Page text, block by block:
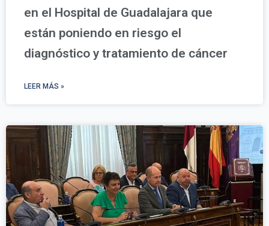
en el Hospital de Guadalajara que
están poniendo en riesgo el
diagnóstico y tratamiento de cáncer
LEER MÁS »